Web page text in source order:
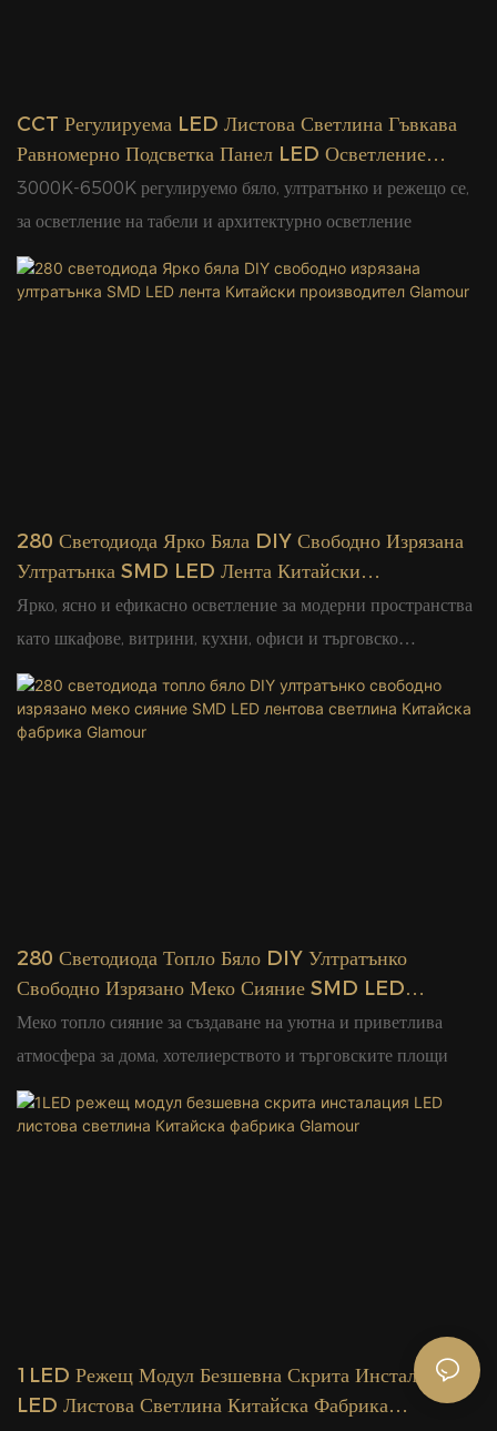
CCT Регулируема LED Листова Светлина Гъвкава
Равномерно Подсветка Панел LED Осветление
Китай Фабрика Glamour
3000K-6500K регулируемо бяло, ултратънко и режещо се,
за осветление на табели и архитектурно осветление
280 Светодиода Ярко Бяла DIY Свободно Изрязана
Ултратънка SMD LED Лента Китайски
Производител Glamour
Ярко, ясно и ефикасно осветление за модерни пространства
като шкафове, витрини, кухни, офиси и търговско
осветление
280 Светодиода Топло Бяло DIY Ултратънко
Свободно Изрязано Меко Сияние SMD LED
Лентова Светлина Китайска Фабрика Glamour
Меко топло сияние за създаване на уютна и приветлива
атмосфера за дома, хотелиерството и търговските площи
1LED Режещ Модул Безшевна Скрита Инсталация
LED Листова Светлина Китайска Фабрика